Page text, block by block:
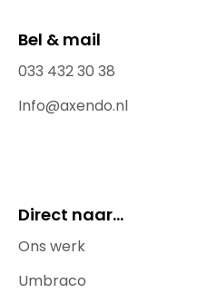
Bel & mail
033 432 30 38
Info@axendo.nl
Direct naar...
Ons werk
Umbraco